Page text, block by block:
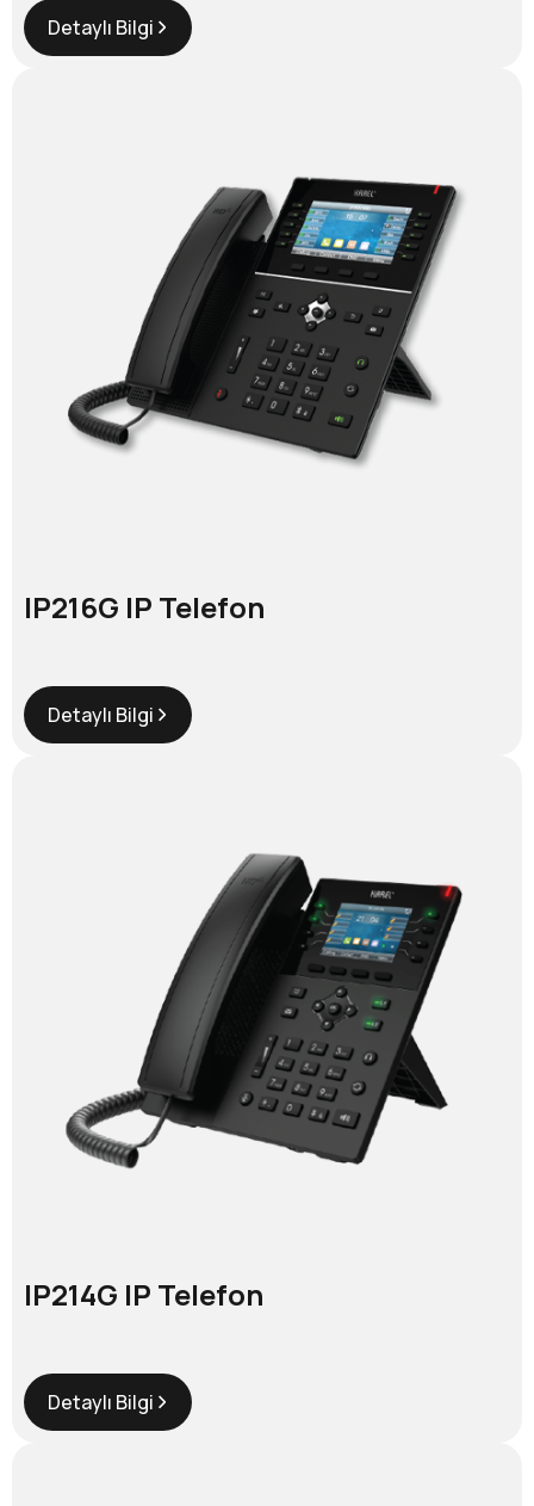
Detaylı Bilgi
IP216G IP Telefon
Detaylı Bilgi
IP214G IP Telefon
Detaylı Bilgi